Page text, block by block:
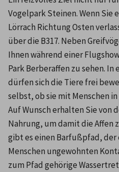
Vogelpark Steinen. Wenn Sie
Lörrach Richtung Osten
über die B317. Neben
Ihnen während einer
Park Berberaffen zu sehen.
dürfen sich die Tiere frei
selbst, ob sie mit Menschen
Auf Wunsch erhalten Sie von
Nahrung, um damit die Affen
gibt es einen Barfußpfad,
Menschen ungewohnten
zum Pfad gehörige